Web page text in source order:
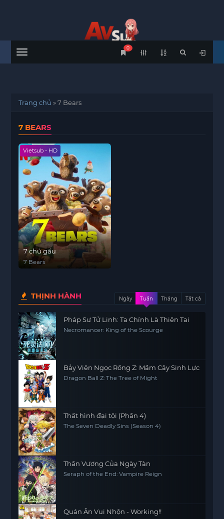
Menu
0
Trang chủ »7 Bears
7 BEARS
Vietsub - HD
7 chú gấu
7 Bears
THỊNH HÀNH Ngày Tuần Tháng Tất cả
Pháp Sư Tử Linh: Ta Chính Là Thiên Tai
Necromancer: King of the Scourge
Bảy Viên Ngọc Rồng Z: Mầm Cây Sinh Lực
Dragon Ball Z: The Tree of Might
Thất hình đại tội (Phần 4)
The Seven Deadly Sins (Season 4)
Thần Vương Của Ngày Tàn
Seraph of the End: Vampire Reign
Quán Ăn Vui Nhộn - Working!!